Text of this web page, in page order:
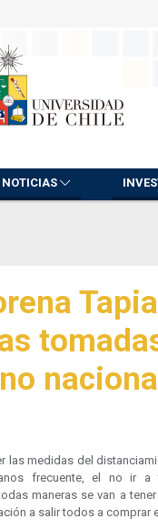
NOTICIAS
las medidas del
frecuente, el no ir a
maneras se van a
a salir todos a comprar